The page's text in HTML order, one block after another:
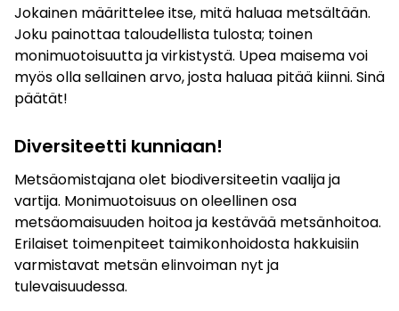
Jokainen määrittelee itse, mitä haluaa metsältään.
Joku painottaa taloudellista tulosta; toinen
monimuotoisuutta ja virkistystä. Upea maisema voi
myös olla sellainen arvo, josta haluaa pitää kiinni. Sinä
päätät!
Diversiteetti kunniaan!
Metsäomistajana olet biodiversiteetin vaalija ja
vartija. Monimuotoisuus on oleellinen osa
metsäomaisuuden hoitoa ja kestävää metsänhoitoa.
Erilaiset toimenpiteet taimikonhoidosta hakkuisiin
varmistavat metsän elinvoiman nyt ja
tulevaisuudessa.